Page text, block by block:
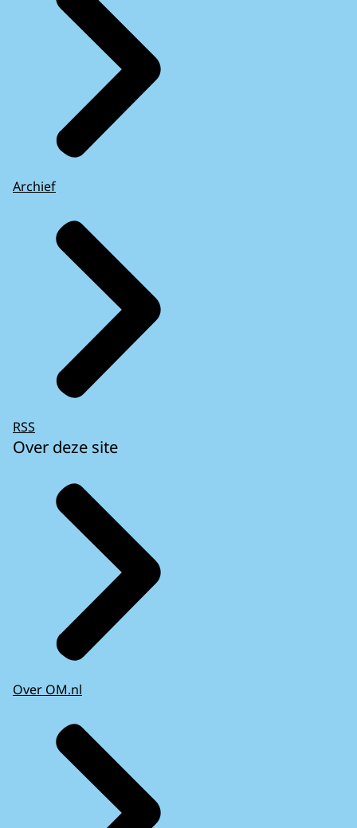
Archief
RSS
Over deze site
Over OM.nl